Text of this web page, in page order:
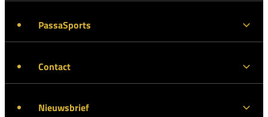
PassaSports
Contact
Nieuwsbrief